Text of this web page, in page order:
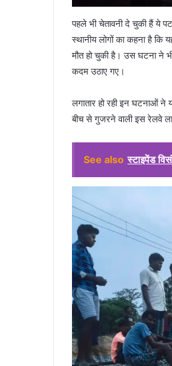
पहले भी चेतावनी दे चुकी हैं ये
स्थानीय लोगों का कहना है कि
मौत हो चुकी है। उस घटना ने
कदम उठाए गए।
लगातार हो रही इन घटनाओं ने
बीच से गुजरने वाली इस रेलवे
See also स्टाइपेंड